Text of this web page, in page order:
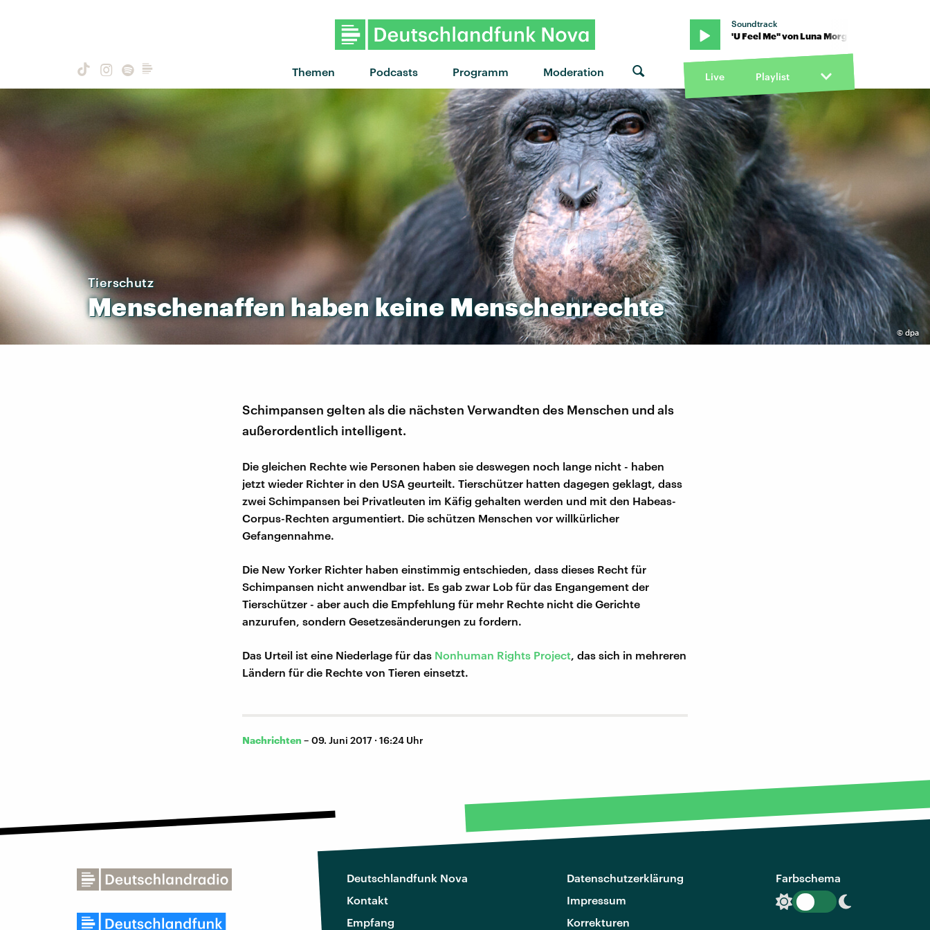
Themen Podcasts Programm Moderation
Soundtrack
"U Feel Me" von Luna Morgenstern · "U Feel Me" von Luna Morgenstern · "U Feel Me"
Live Playlist
© dpa
Tierschutz
Menschenaffenhabenkeine Menschenrechte
Schimpansen gelten als die nächsten Verwandten des Menschen und als
außerordentlich intelligent.
Die gleichen Rechte wie Personen haben sie deswegen noch lange nicht - haben
jetzt wieder Richter in den USA geurteilt. Tierschützer hatten dagegen geklagt, dass
zwei Schimpansen bei Privatleuten im Käfig gehalten werden und mit den Habeas-
Corpus-Rechten argumentiert. Die schützen Menschen vor willkürlicher
Gefangennahme.
Die New Yorker Richter haben einstimmig entschieden, dass dieses Recht für
Schimpansen nicht anwendbar ist. Es gab zwar Lob für das Engangement der
Tierschützer - aber auch die Empfehlung für mehr Rechte nicht die Gerichte
anzurufen, sondern Gesetzesänderungen zu fordern.
Das Urteil ist eine Niederlage für das Nonhuman Rights Project, das sich in mehreren
Ländern für die Rechte von Tieren einsetzt.
Nachrichten – 09. Juni 2017 · 16:24 Uhr
Deutschlandfunk Nova
Kontakt
Empfang
Datenschutzerklärung
Impressum
Korrekturen
Farbschema